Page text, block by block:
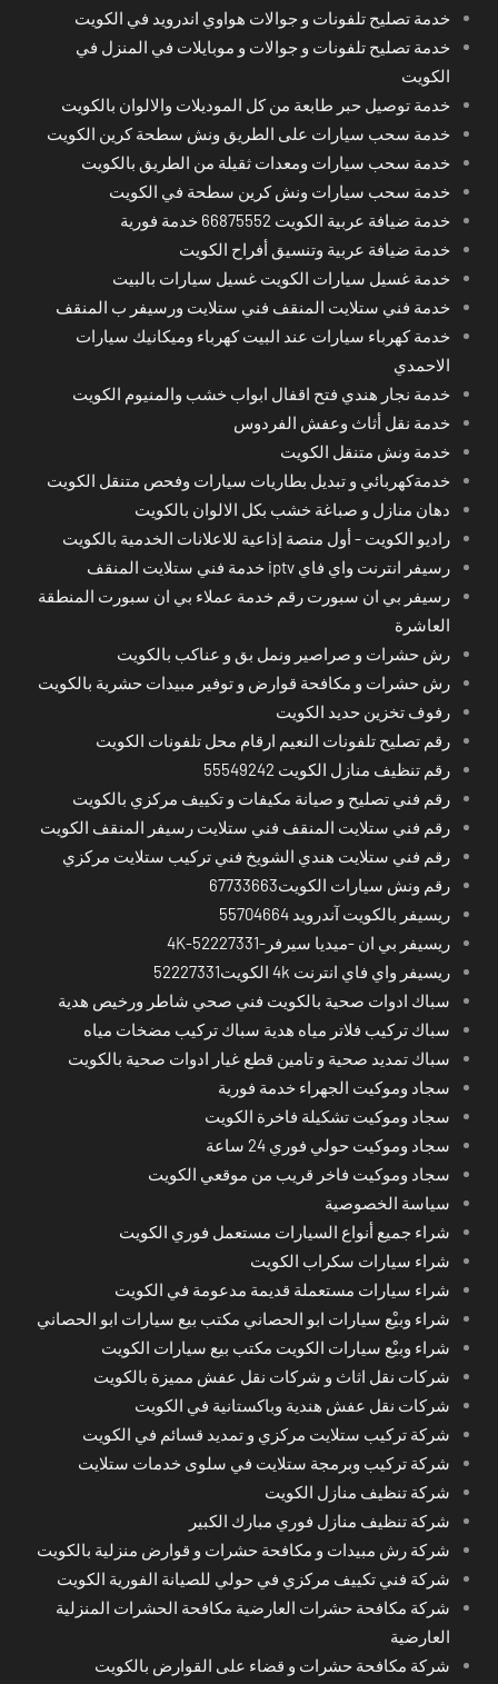
خدمة تصليح تلفونات و جوالات هواوي اندرويد في الكويت
خدمة تصليح تلفونات و جوالات و موبايلات في المنزل في
الكويت
خدمة توصيل حبر طابعة من كل الموديلات والالوان بالكويت
خدمة سحب سيارات على الطريق ونش سطحة كرين الكويت
خدمة سحب سيارات ومعدات ثقيلة من الطريق بالكويت
خدمة سحب سيارات ونش كرين سطحة في الكويت
خدمة ضيافة عربية الكويت 66875552 خدمة فورية
خدمة ضيافة عربية وتنسيق أفراح الكويت
خدمة غسيل سيارات الكويت غسيل سيارات بالبيت
خدمة فني ستلايت المنقف فني ستلايت ورسيفر ب المنقف
خدمة كهرباء سيارات عند البيت كهرباء وميكانيك سيارات
الاحمدي
خدمة نجار هندي فتح اقفال ابواب خشب والمنيوم الكويت
خدمة نقل أثاث وعفش الفردوس
خدمة ونش متنقل الكويت
خدمةكهربائي و تبديل بطاريات سيارات وفحص متنقل الكويت
دهان منازل و صباغة خشب بكل الالوان بالكويت
راديو الكويت - أول منصة إذاعية للاعلانات الخدمية بالكويت
رسيفر انترنت واي فاي iptv خدمة فني ستلايت المنقف
رسيفر بي ان سبورت رقم خدمة عملاء بي ان سبورت المنطقة
العاشرة
رش حشرات و صراصير ونمل بق و عناكب بالكويت
رش حشرات و مكافحة قوارض و توفير مبيدات حشرية بالكويت
رفوف تخزين حديد الكويت
رقم تصليح تلفونات النعيم ارقام محل تلفونات الكويت
رقم تنظيف منازل الكويت 55549242
رقم فني تصليح و صيانة مكيفات و تكييف مركزي بالكويت
رقم فني ستلايت المنقف فني ستلايت رسيفر المنقف الكويت
رقم فني ستلايت هندي الشويخ فني تركيب ستلايت مركزي
رقم ونش سيارات الكويت67733663
ريسيفر بالكويت آندرويد 55704664
ريسيفر بي ان -ميديا سيرفر-4K-52227331
ريسيفر واي فاي انترنت 4k الكويت52227331
سباك ادوات صحية بالكويت فني صحي شاطر ورخيص هدية
سباك تركيب فلاتر مياه هدية سباك تركيب مضخات مياه
سباك تمديد صحية و تامين قطع غيار ادوات صحية بالكويت
سجاد وموكيت الجهراء خدمة فورية
سجاد وموكيت تشكيلة فاخرة الكويت
سجاد وموكيت حولي فوري 24 ساعة
سجاد وموكيت فاخر قريب من موقعي الكويت
سياسة الخصوصية
شراء جميع أنواع السيارات مستعمل فوري الكويت
شراء سيارات سكراب الكويت
شراء سيارات مستعملة قديمة مدعومة في الكويت
شراء وبيْع سيارات ابو الحصاني مكتب بيع سيارات ابو الحصاني
شراء وبيْع سيارات الكويت مكتب بيع سيارات الكويت
شركات نقل اثاث و شركات نقل عفش مميزة بالكويت
شركات نقل عفش هندية وباكستانية في الكويت
شركة تركيب ستلايت مركزي و تمديد قسائم في الكويت
شركة تركيب وبرمجة ستلايت في سلوى خدمات ستلايت
شركة تنظيف منازل الكويت
شركة تنظيف منازل فوري مبارك الكبير
شركة رش مبيدات و مكافحة حشرات و قوارض منزلية بالكويت
شركة فني تكييف مركزي في حولي للصيانة الفورية الكويت
شركة مكافحة حشرات العارضية مكافحة الحشرات المنزلية
العارضية
شركة مكافحة حشرات و قضاء على القوارض بالكويت